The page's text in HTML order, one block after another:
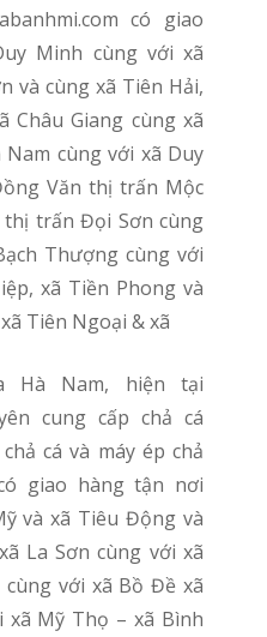
có giao
Minh cùng với xã
và cùng xã Tiên Hải,
Châu Giang cùng xã
cùng với xã Duy
Văn thị trấn Mộc
thị trấn Đọi Sơn cùng
Thượng cùng với
xã Tiền Phong và
Tiên Ngoại & xã
cung cấp chả cá
cá và máy ép chả
có giao hàng tận nơi
và xã Tiêu Động và
La Sơn cùng với xã
với xã Bồ Đề xã
Mỹ Thọ – xã Bình